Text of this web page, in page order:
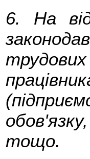
6. На
тощо.